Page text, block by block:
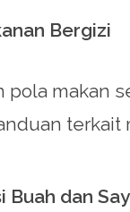
Bergizi
pola makan
terkait
Buah dan